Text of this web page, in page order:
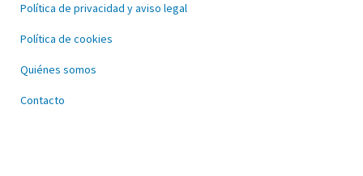
Política de privacidad y aviso legal
Política de cookies
Quiénes somos
Contacto